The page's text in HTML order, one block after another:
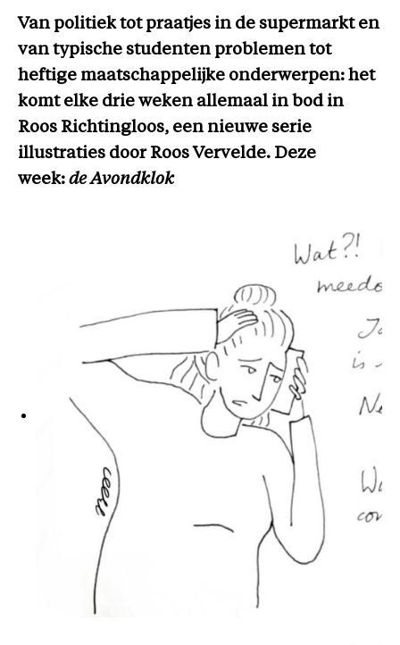
Van politiek tot praatjes in de supermarkt en
van typische studenten problemen tot
heftige maatschappelijke onderwerpen: het
komt elke drie weken allemaal in bod in
Roos Richtingloos, een nieuwe serie
illustraties door Roos Vervelde. Deze
week: de Avondklok